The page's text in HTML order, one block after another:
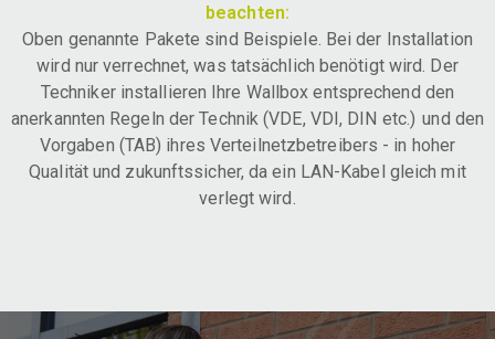
beachten:
Oben genannte Pakete sind Beispiele. Bei der Installation
wird nur verrechnet, was tatsächlich benötigt wird. Der
Techniker installieren Ihre Wallbox entsprechend den
anerkannten Regeln der Technik (VDE, VDI, DIN etc.) und den
Vorgaben (TAB) ihres Verteilnetzbetreibers - in hoher
Qualität und zukunftssicher, da ein LAN-Kabel gleich mit
verlegt wird.